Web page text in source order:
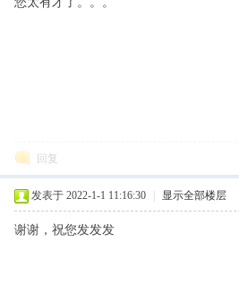
回复
发表于 2022-1-1 11:16:30 显示全部楼层
谢谢，祝您发发发